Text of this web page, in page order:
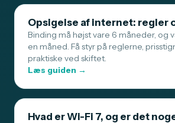
Opsigelse af internet: regler
Binding må højst vare 6 måneder, og
en måned. Få styr på reglerne,
praktiske ved skiftet.
Læs guiden →
Hvad er Wi-Fi 7, og er det